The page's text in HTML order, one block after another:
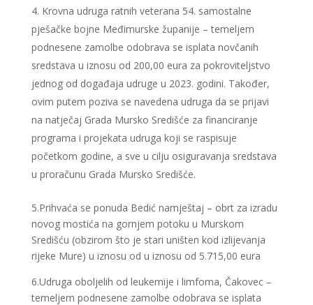
Krovna udruga ratnih veterana 54. samostalne
pješačke bojne Međimurske županije – temeljem
podnesene zamolbe odobrava se isplata novčanih
sredstava u iznosu od 200,00 eura za pokroviteljstvo
jednog od događaja udruge u 2023. godini. Također,
ovim putem poziva se navedena udruga da se prijavi
na natječaj Grada Mursko Središće za financiranje
programa i projekata udruga koji se raspisuje
početkom godine, a sve u cilju osiguravanja sredstava
u proračunu Grada Mursko Središće.
5.Prihvaća se ponuda Bedić namještaj – obrt za izradu
novog mostića na gornjem potoku u Murskom
Središću (obzirom što je stari uništen kod izlijevanja
rijeke Mure) u iznosu od u iznosu od 5.715,00 eura
6.Udruga oboljelih od leukemije i limfoma, Čakovec –
temeljem podnesene zamolbe odobrava se isplata